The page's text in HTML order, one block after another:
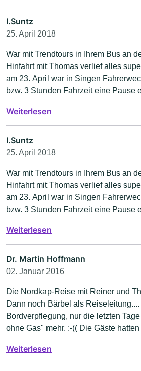
I.Suntz
25. April 2018
War mit Trendtours in Ihrem Bus an
Hinfahrt mit Thomas verlief alles
am 23. April war in Singen
bzw. 3 Stunden Fahrzeit eine Pause
Pause von 20 Min. eingelegt werden
schleierhaft. So geschehen in
Singen nach Heidelberg, Namen
sehr ungehalten, weil die restlichen
empfehlen, ein Seminar zu
man mit seinen Fahrgästen umgeht.
Weiterlesen
I.Suntz
25. April 2018
War mit Trendtours in Ihrem Bus an
Hinfahrt mit Thomas verlief alles
am 23. April war in Singen
bzw. 3 Stunden Fahrzeit eine Pause
Pause von 20 Min. eingelegt werden
schleierhaft. So geschehen in
Singen nach Heidelberg, Namen
sehr ungehalten, weil die restlichen
empfehlen, ein Seminar zu
man mit seinen Fahrgästen umgeht.
Weiterlesen
Dr. Martin Hoffmann
02. Januar 2016
Die Nordkap-Reise mit Reiner und
Dann noch Bärbel als
Bordverpflegung, nur die letzten
ohne Gas" mehr. :-(( Die Gäste
Superstimmung. Herzlichen Dank. Die CD kommt in den
nächsten Tagen. Dr. Martin Hoffmann
Weiterlesen